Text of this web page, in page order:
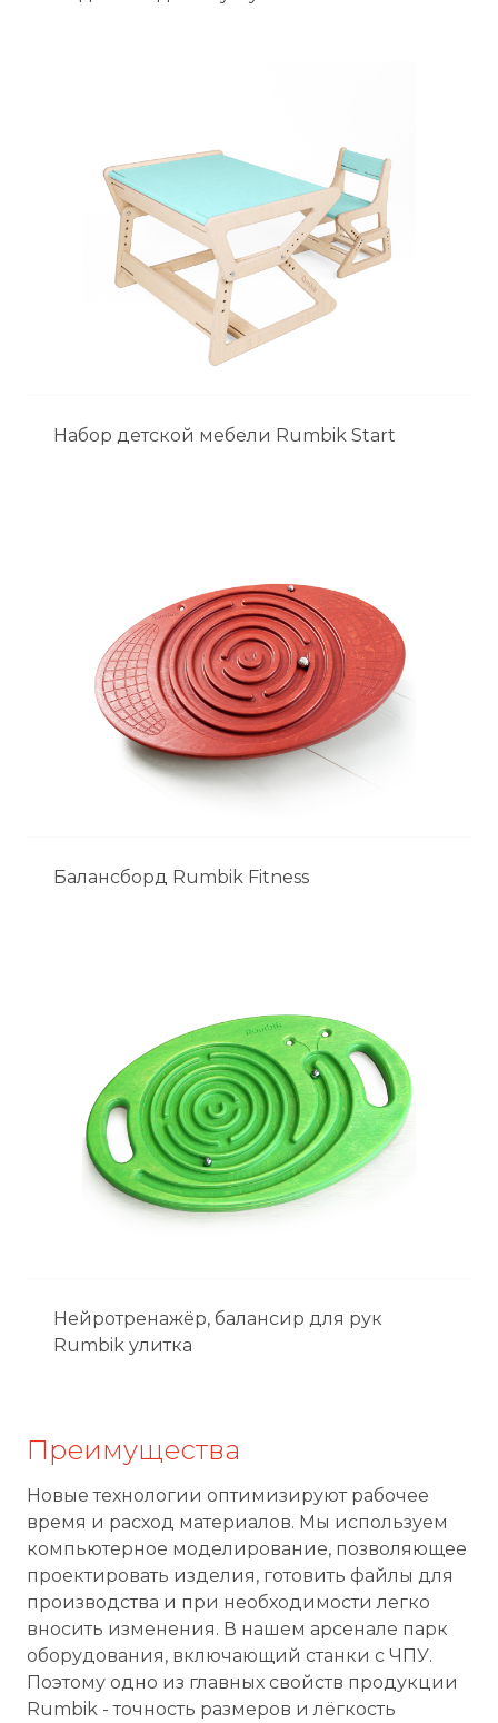
Набор детской мебели Rumbik Start
Балансборд Rumbik Fitness
Нейротренажёр, балансир для рук
Rumbik улитка
Преимущества
Новые технологии оптимизируют рабочее
время и расход материалов. Мы используем
компьютерное моделирование, позволяющее
проектировать изделия, готовить файлы для
производства и при необходимости легко
вносить изменения. В нашем арсенале парк
оборудования, включающий станки с ЧПУ.
Поэтому одно из главных свойств продукции
Rumbik - точность размеров и лёгкость